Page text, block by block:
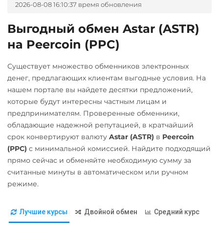
2026-08-08 16:10:37 время обновления
Выгодный обмен Astar (ASTR)
на Peercoin (PPC)
Существует множество обменников электронных
денег, предлагающих клиентам выгодные условия. На
нашем портале вы найдете десятки предложений,
которые будут интересны частным лицам и
предпринимателям. Проверенные обменники,
обладающие надежной репутацией, в кратчайший
срок конвертируют валюту Astar (ASTR) в Peercoin
(PPC) с минимальной комиссией. Найдите подходящий
прямо сейчас и обменяйте необходимую сумму за
считанные минуты в автоматическом или ручном
режиме.
Лучшие курсы Двойной обмен Средний курс